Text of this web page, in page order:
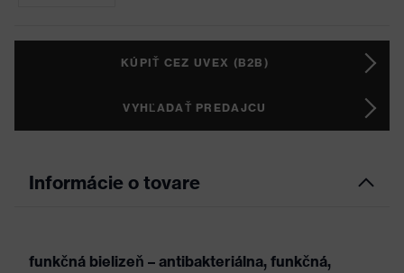
KÚPIŤ CEZ UVEX (B2B)
VYHĽADAŤ PREDAJCU
Informácie o tovare
funkčná bielizeň – antibakteriálna, funkčná,